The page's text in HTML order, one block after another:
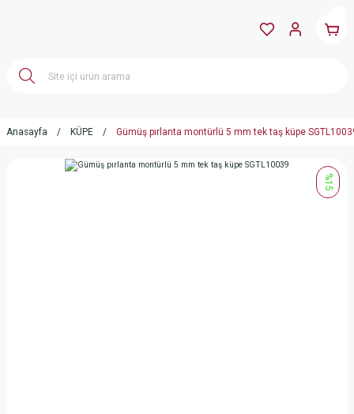
Anasayfa KÜPE Gümüş pırlanta montürlü 5 mm tek taş küpe
%15